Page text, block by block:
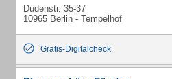
Dudenstr. 35-37
10965 Berlin - Tempelhof
Gratis-Digitalcheck